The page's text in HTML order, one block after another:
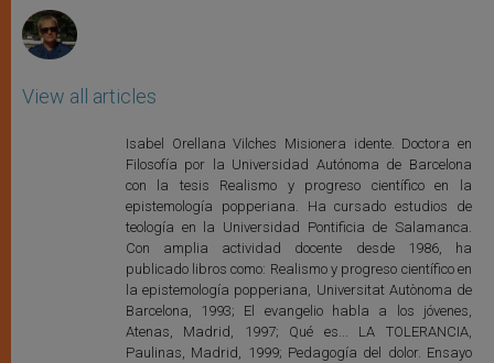
View all articles
Isabel Orellana Vilches Misionera idente. Doctora en
Filosofía por la Universidad Autónoma de Barcelona
con la tesis Realismo y progreso científico en la
epistemología popperiana. Ha cursado estudios de
teología en la Universidad Pontificia de Salamanca.
Con amplia actividad docente desde 1986, ha
publicado libros como: Realismo y progreso científico en
la epistemología popperiana, Universitat Autònoma de
Barcelona, 1993; El evangelio habla a los jóvenes,
Atenas, Madrid, 1997; Qué es... LA TOLERANCIA,
Paulinas, Madrid, 1999; Pedagogía del dolor. Ensayo